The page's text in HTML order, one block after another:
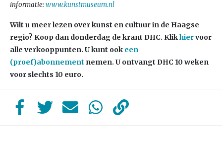
informatie:www.kunstmuseum.nl
Wilt u meer lezen over kunst en cultuur in de Haagse
regio? Koop dan donderdag de krant DHC. Klikhiervoor
alle verkooppunten. U kunt ook een
(proef)abonnement nemen. U ontvangt DHC 10 weken
voor slechts 10 euro.